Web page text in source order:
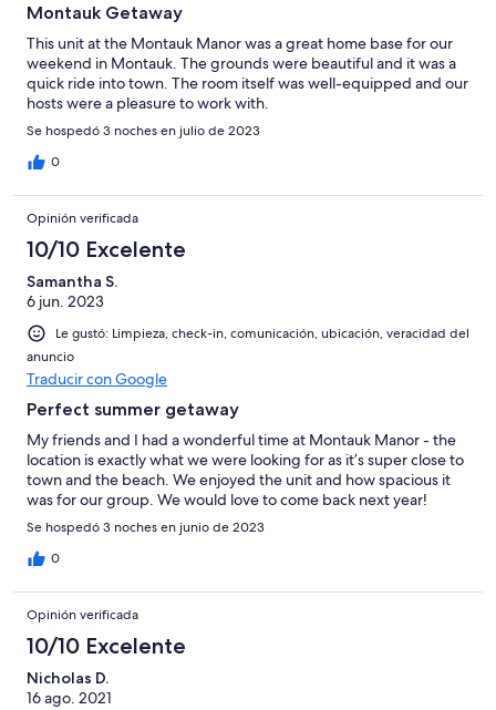
Montauk Getaway
This unit at the Montauk Manor was a great home base for our
weekend in Montauk. The grounds were beautiful and it was a
quick ride into town. The room itself was well-equipped and our
hosts were a pleasure to work with.
Se hospedó 3 noches en julio de 2023
0
Opinión verificada
10/10 Excelente
Samantha S.
6 jun. 2023
Le gustó: Limpieza, check-in, comunicación, ubicación, veracidad del
anuncio
Traducir con Google
Perfect summer getaway
My friends and I had a wonderful time at Montauk Manor - the
location is exactly what we were looking for as it’s super close to
town and the beach. We enjoyed the unit and how spacious it
was for our group. We would love to come back next year!
Se hospedó 3 noches en junio de 2023
0
Opinión verificada
10/10 Excelente
Nicholas D.
16 ago. 2021